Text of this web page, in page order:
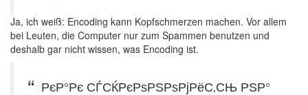
Ja, ich weiß: Encoding kann Kopfschmerzen machen. Vor allem
bei Leuten, die Computer nur zum Spammen benutzen und
deshalb gar nicht wissen, was Encoding ist.
РєР°Рє СЃСЌРєРѕРЅРѕРјРёС‚СЊ РЅР°